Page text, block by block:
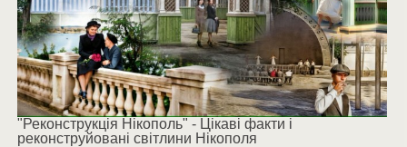
"Реконструкція Нікополь" - Цікаві факти і
реконструйовані світлини Нікополя